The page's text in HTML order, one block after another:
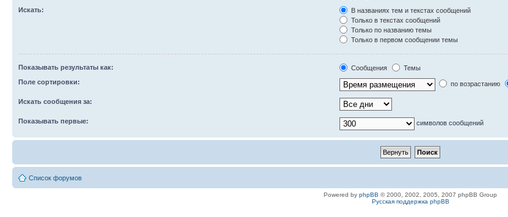
Искать:
В названиях тем и текстах сообщений
Только в текстах сообщений
Только по названию темы
Только в первом сообщении темы
Показывать результаты как: Сообщения
Темы
Поле сортировки:
по возрастанию
Искать сообщения за:
Показывать первые: символов сообщений
Список форумов
Powered by phpBB © 2000, 2002, 2005, 2007 phpBB Group
Русская поддержка phpBB